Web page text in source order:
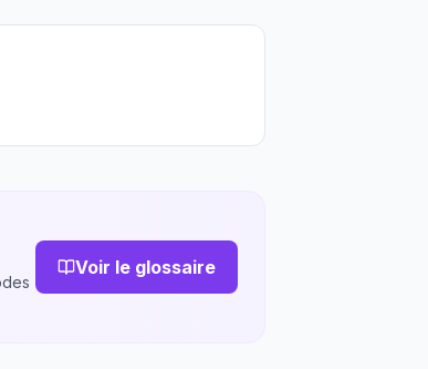
Voir le glossaire